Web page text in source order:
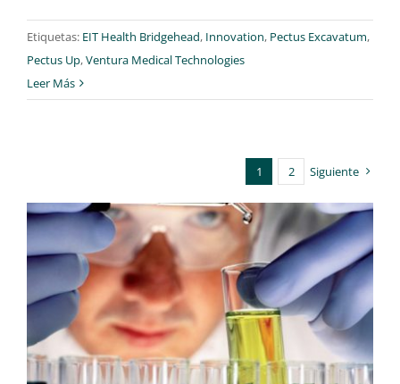
Etiquetas: EIT Health Bridgehead, Innovation, Pectus Excavatum,
Pectus Up,Ventura Medical Technologies
Leer Más
1 2 Siguiente